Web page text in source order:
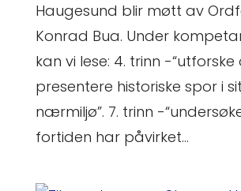
Haugesund blir møtt av
Konrad Bua. Under
kan vi lese: 4. trinn -“utforske
presentere historiske spor i
nærmiljø”. 7. trinn -
fortiden har påvirket...